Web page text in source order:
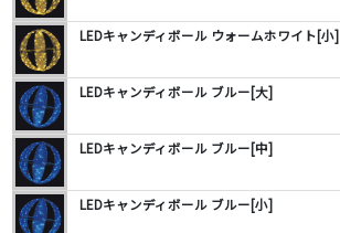
LEDキャンディボール ウォームホワイト[小]
LEDキャンディボール ブルー[大]
LEDキャンディボール ブルー[中]
LEDキャンディボール ブルー[小]